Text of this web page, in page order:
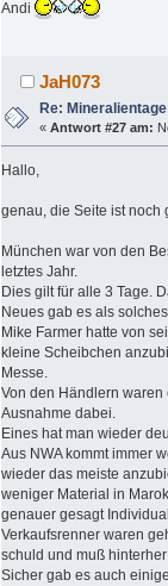
Andi
JaH073
Re:
«Antwort #27 am:
Hallo,
genau, die Seite ist noch
München war von den
letztes Jahr.
Dies gilt für alle 3 Tage.
Neues gab es als
Mike Farmer hatte von
kleine Scheibchen
Messe.
Von den Händlern
Ausnahme dabei.
Eines hat man wieder
Aus NWA kommt immer
wieder das meiste
weniger Material in
genauer gesagt
Verkaufsrenner waren
schuld und muß
Sicher gab es auch